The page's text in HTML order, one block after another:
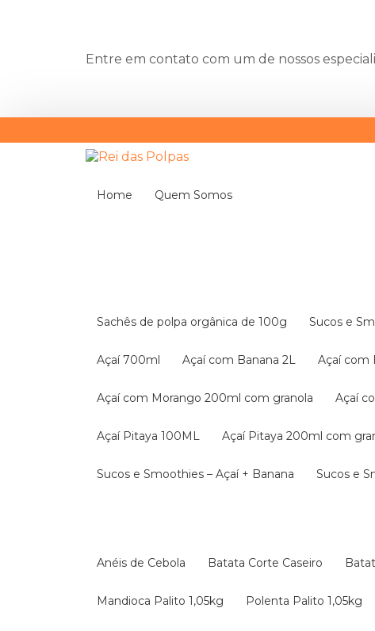
Entre em contato com um de nossos
Home Quem Somos
Sachês de polpa orgânica de 100g Sucos e
Açaí 700ml Açaí com Banana 2L Açaí
Açaí com Morango 200ml com granola Açaí
Açaí Pitaya 100ML Açaí Pitaya 200ml com
Sucos e Smoothies – Açaí + Banana Sucos e
Anéis de Cebola Batata Corte Caseiro
Mandioca Palito 1,05kg Polenta Palito 1,05kg